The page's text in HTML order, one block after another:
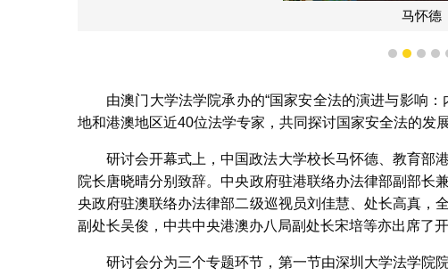
马怀德
1 2 3 4
由澳门大学法学院承办的“国家安全法的演进与影响
地和港澳地区近40位法学专家，共同探讨国家安全法的发
研讨会开幕式上，中国政法大学校长马怀德、教育部
院长唐晓晴分别致辞。中央政府驻港联络办法律部副部长
央政府驻澳联络办法律部二级巡视员刘佳慧、处长高真，
副处长吴俊，中共中央港澳办八局副处长宋培等亦出席了开
研讨会分为三个专题环节，第一节由深圳大学法学院